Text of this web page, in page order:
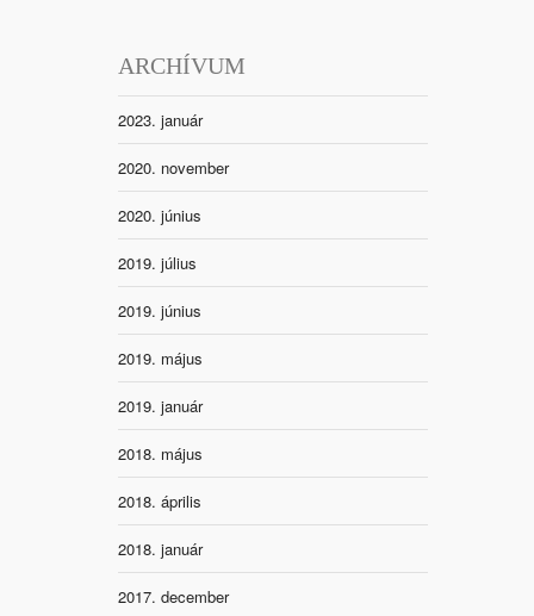
ARCHÍVUM
2023. január
2020. november
2020. június
2019. július
2019. június
2019. május
2019. január
2018. május
2018. április
2018. január
2017. december